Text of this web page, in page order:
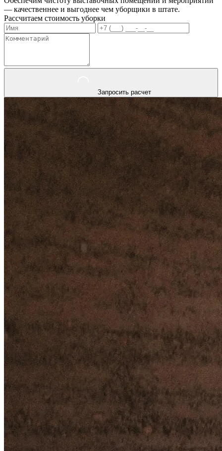
— качественнее и выгоднее чем уборщики в штате.
Рассчитаем стоимость уборки
Запросить расчет